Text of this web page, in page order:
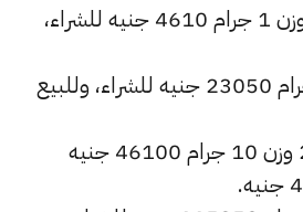
سعر الذهب عيار 21 وزن 1 جرام 4610 جنيه للشراء،
سعر عيار 21 وزن 5 جرام 23050 جنيه للشراء، وللبيع
أسعار الذهب عيار 21 وزن 10 جرام 46100 جنيه